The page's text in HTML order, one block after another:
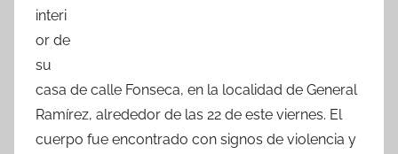
interi
or de
su
casa de calle Fonseca, en la localidad de General
Ramírez, alrededor de las 22 de este viernes. El
cuerpo fue encontrado con signos de violencia y